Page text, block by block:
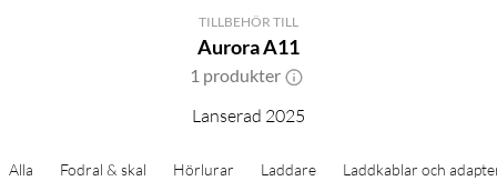
TILLBEHÖR TILL
Aurora A11
1 produkter
Lanserad 2025
Alla Fodral & skal Hörlurar Laddare Laddkablar och